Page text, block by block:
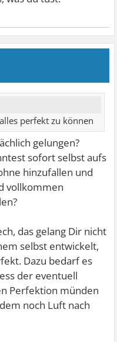
perfekt zu können
gelungen?
sofort selbst aufs
hinzufallen und
vollkommen
das gelang Dir nicht
selbst entwickelt,
Dazu bedarf es
der eventuell
Perfektion münden
noch Luft nach